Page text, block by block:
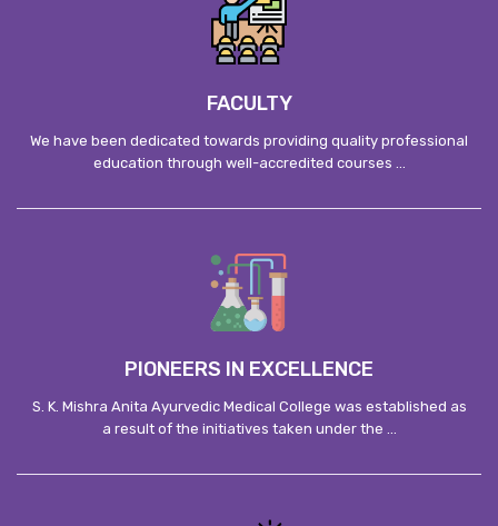
FACULTY
We have been dedicated towards providing quality professional
education through well-accredited courses ...
PIONEERS IN EXCELLENCE
S. K. Mishra Anita Ayurvedic Medical College was established as
a result of the initiatives taken under the ...